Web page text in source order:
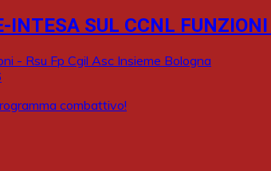
INTESA SUL CCNL
- Rsu Fp Cgil Asc Insieme Bologna